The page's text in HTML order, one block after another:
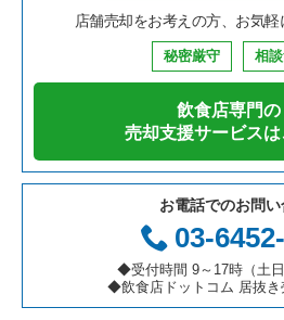
鉄板焼き・お好み焼の居抜き売却物
カフェの居抜き売却物件の案件一覧
テイクアウトの居抜き売却物件の案件
お弁当・惣菜・デリの居抜き売却物件
カラオケ・パブ・スナックの居抜き売
バーの居抜き売却物件の案件一覧
兵庫県の飲食店の居抜き売却物件の案
愛知県の飲食店の居抜き売却物件の案
岐阜県の飲食店の居抜き売却物件の案
三重県の飲食店の居抜き売却物件の案
大阪市西区の飲食店の居抜き売却物
大阪市福島区の飲食店の居抜き売却物
豊中市の飲食店の居抜き売却物件の案
大阪市都島区の飲食店の居抜き売却物
大阪市阿倍野区の飲食店の居抜き売却
東大阪市の飲食店の居抜き売却物件の
大阪府のそば・うどんの居抜き売却
大阪府の焼肉の居抜き売却物件の案件
大阪府の鉄板焼き・お好み焼の居抜き
大阪府のアジア料理の居抜き売却物件
大阪府のカフェの居抜き売却物件の案
大阪府のテイクアウトの居抜き売却物
東大阪市のアジア料理の居抜き売却
東大阪市のお弁当・惣菜・デリの居抜
東大阪市のカラオケ・パブ・スナッ
東大阪市のバーの居抜き売却物件の案
東大阪市の居酒屋・ダイニングバーの
覧
店舗売却をお考えの方、お気軽
秘密厳守 相
飲食店専門の
売却支援サービスは
お電話でのお問
03-
◆受付時間 9～17時（土日
◆飲食店ドットコム 居抜き